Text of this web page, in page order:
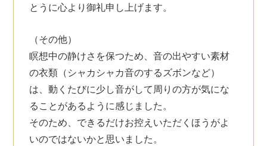
とうに心より御礼申し上げます。
（その他）
瞑想中の静けさを保つため、音の出やすい素材
の衣類（シャカシャカ音のするズボンなど）
は、動くたびに少し音がして周りの方が気にな
ることがあるように感じました。
そのため、できるだけお控えいただくほうがよ
いのではないかと思いました。